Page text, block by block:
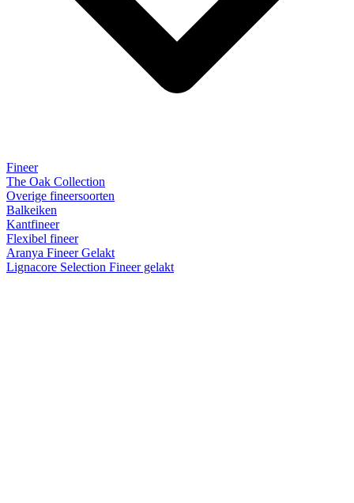
Fineer
The Oak Collection
Overige fineersoorten
Balkeiken
Kantfineer
Flexibel fineer
Aranya Fineer Gelakt
Lignacore Selection Fineer gelakt